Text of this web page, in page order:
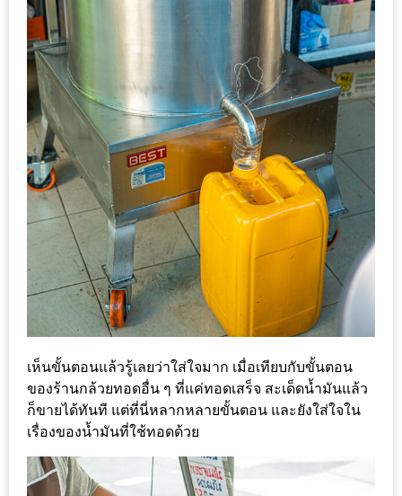
อินน์
เชียงใหม่
PANDA
TIME
ทำไม
เรา
ไม่
ทำ
ทาน
เอง?
SHOP
TOP
เห็นขั้นตอนแล้วรู้เลยว่าใส่ใจมาก เมื่อเทียบกับขั้นตอน
ของร้านกล้วยทอดอื่น ๆ ที่แค่ทอดเสร็จ สะเด็ดน้ำมันแล้ว
ก็ขายได้ทันที แต่ที่นี่หลากหลายขั้นตอน และยังใส่ใจใน
เรื่องของน้ำมันที่ใช้ทอดด้วย